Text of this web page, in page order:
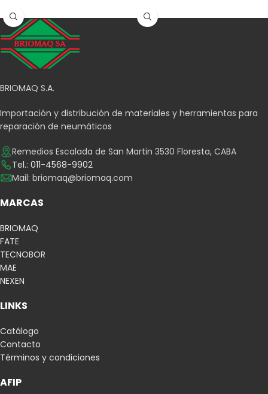
BRIOMAQ S.A.
Importación y distribución de materiales y herramientas para
reparación de neumáticos
Remedios Escalada de San Martin 3530 Floresta, CABA
Tel.: 011-4568-9902
Mail: briomaq@briomaq.com
MARCAS
BRIOMAQ
FATE
TECNOBOR
MAE
NEXEN
LINKS
Catálogo
Contacto
Términos y condiciones
AFIP